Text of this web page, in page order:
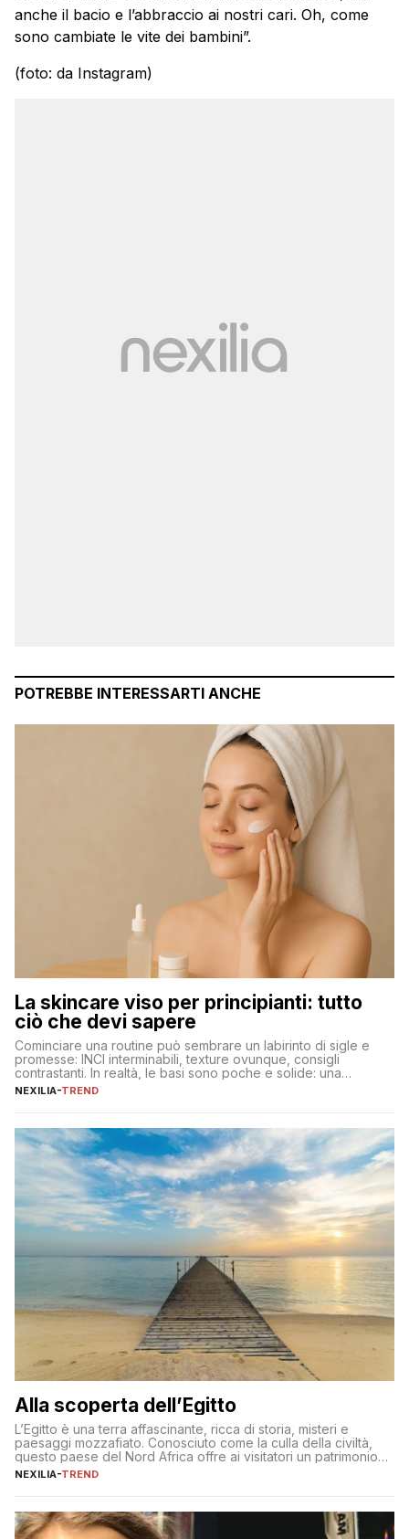
anche il bacio e l’abbraccio ai nostri cari. Oh, come
sono cambiate le vite dei bambini”.
(foto: da Instagram)
POTREBBE INTERESSARTI ANCHE
La skincare viso per principianti: tutto
ciò che devi sapere
Cominciare una routine può sembrare un labirinto di sigle e
promesse: INCI interminabili, texture ovunque, consigli
contrastanti. In realtà, le basi sono poche e solide: una
detersione delicata che non impoverisce, un’idratazione
tutto il resto. […]
NEXILIA-TREND
Alla scoperta dell’Egitto
L’Egitto è una terra affascinante, ricca di storia, misteri e
paesaggi mozzafiato. Conosciuto come la culla della civiltà,
questo paese del Nord Africa offre ai visitatori un patrimonio
culturale unico al mondo. Attraverso i millenni, l’Egitto è stato il
NEXILIA-TREND